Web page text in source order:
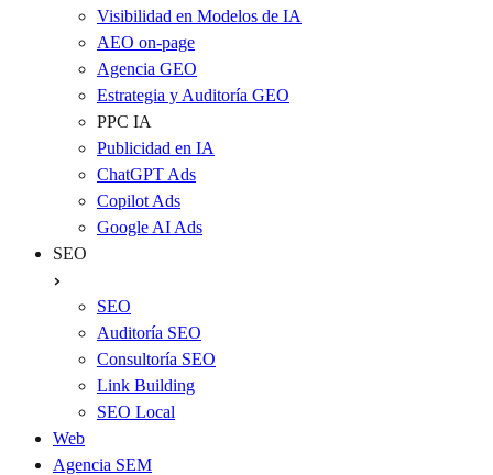
Visibilidad en Modelos de IA
AEO on-page
Agencia GEO
Estrategia y Auditoría GEO
PPC IA
Publicidad en IA
ChatGPT Ads
Copilot Ads
Google AI Ads
SEO
SEO
Auditoría SEO
Consultoría SEO
Link Building
SEO Local
Web
Agencia SEM